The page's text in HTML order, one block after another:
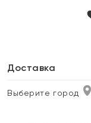
Доставка
Выберите город